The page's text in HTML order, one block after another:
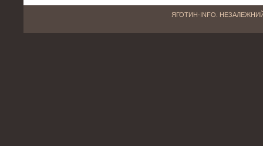
ЯГОТИН-INFO.